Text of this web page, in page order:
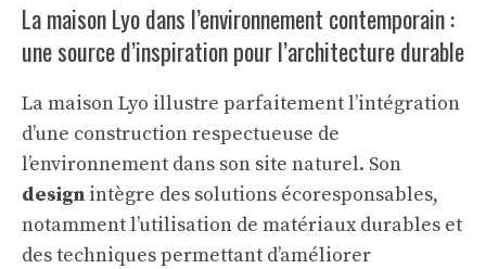
La maison Lyo dans l’environnement contemporain :
une source d’inspiration pour l’architecture durable
La maison Lyo illustre parfaitement l’intégration
d’une construction respectueuse de
l’environnement dans son site naturel. Son
design intègre des solutions écoresponsables,
notamment l’utilisation de matériaux durables et
des techniques permettant d’améliorer